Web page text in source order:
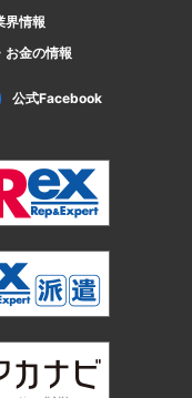
界情報
お金の情報
公式Facebook